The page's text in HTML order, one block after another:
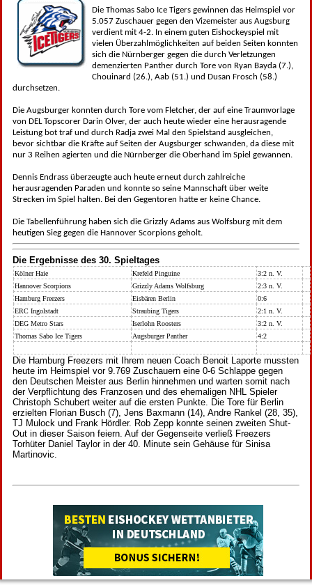
Die Thomas Sabo Ice Tigers gewinnen das Heimspiel vor
5.057 Zuschauer gegen den Vizemeister aus Augsburg
verdient mit 4-2. In einem guten Eishockeyspiel mit
vielen Überzahlmöglichkeiten auf beiden Seiten konnten
sich die Nürnberger gegen die durch Verletzungen
demenzierten Panther durch Tore von Ryan Bayda (7.),
Chouinard (26.), Aab (51.) und Dusan Frosch (58.)
durchsetzen.
Die Augsburger konnten durch Tore vom Fletcher, der auf eine Traumvorlage
von DEL Topscorer Darin Olver, der auch heute wieder eine herausragende
Leistung bot traf und durch Radja zwei Mal den Spielstand ausgleichen,
bevor sichtbar die Kräfte auf Seiten der Augsburger schwanden, da diese mit
nur 3 Reihen agierten und die Nürnberger die Oberhand im Spiel gewannen.
Dennis Endrass überzeugte auch heute erneut durch zahlreiche
herausragenden Paraden und konnte so seine Mannschaft über weite
Strecken im Spiel halten. Bei den Gegentoren hatte er keine Chance.
Die Tabellenführung haben sich die Grizzly Adams aus Wolfsburg mit dem
heutigen Sieg gegen die Hannover Scorpions geholt.
Die Ergebnisse des 30. Spieltages
Kölner Haie Krefeld Pinguine
3:2 n. V.
Hannover Scorpions
Grizzly Adams Wolfsburg
2:3 n. V.
Hamburg Freezers
Eisbären Berlin
0:6
ERC Ingolstadt
Straubing Tigers
2:1 n. V.
DEG Metro Stars
Iserlohn Roosters
3:2 n. V.
Thomas Sabo Ice Tigers
Augsburger Panther 4:2
Die Hamburg Freezers mit Ihrem neuen Coach Benoit Laporte mussten
heute im Heimspiel vor 9.769 Zuschauern eine 0-6 Schlappe gegen
den Deutschen Meister aus Berlin hinnehmen und warten somit nach
der Verpflichtung des Franzosen und des ehemaligen NHL Spieler
Christoph Schubert weiter auf die ersten Punkte. Die Tore für Berlin
erzielten Florian Busch (7), Jens Baxmann (14), Andre Rankel (28, 35),
TJ Mulock und Frank Hördler. Rob Zepp konnte seinen zweiten Shut-
Out in dieser Saison feiern. Auf der Gegenseite verließ Freezers
Torhüter Daniel Taylor in der 40. Minute sein Gehäuse für Sinisa
Martinovic.